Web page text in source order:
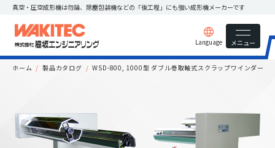
真空・圧空成形機は勿論、除塵包装機などの 「後工程」にも強い成形機メーカーです
Language メニュー
ホーム 製品カタログ WSD-800, 1000型 ダブル巻取軸式スクラップワインダー